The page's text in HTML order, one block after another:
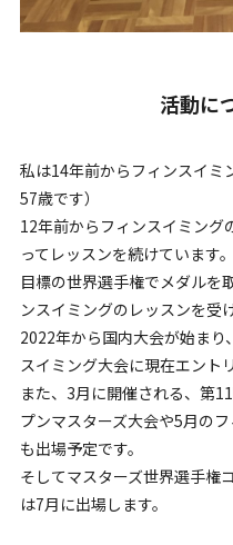
財
お
活動に
私は14年前からフィンスイミ
57歳です）
12年前からフィンスイミング
ってレッスンを続けています。
目標の世界選手権でメダルを
ンスイミングのレッスンを受
2022年から国内大会が始ま
スイミング大会に現在エント
また、3月に開催される、第
プンマスターズ大会や5月の
も出場予定です。
そしてマスターズ世界選手権
は7月に出場します。